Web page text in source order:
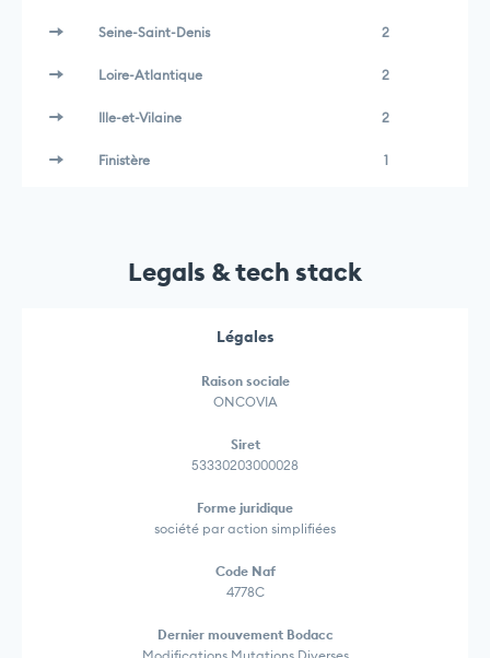
Seine-Saint-Denis 2
Loire-Atlantique 2
Ille-et-Vilaine 2
Finistère 1
Legals & tech stack
Légales
Raison sociale
ONCOVIA
Siret
53330203000028
Forme juridique
société par action simplifiées
Code Naf
4778C
Dernier mouvement Bodacc